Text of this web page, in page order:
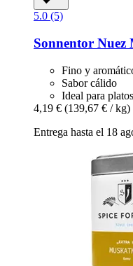
5.0 (5)
Sonnentor Nuez
Fino y
Sabor cálido
Ideal para
4,19 € (139,67 € / kg)
Entrega hasta el 18